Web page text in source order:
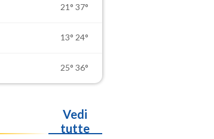
21° 37°
13° 24°
25° 36°
Vedi
tutte